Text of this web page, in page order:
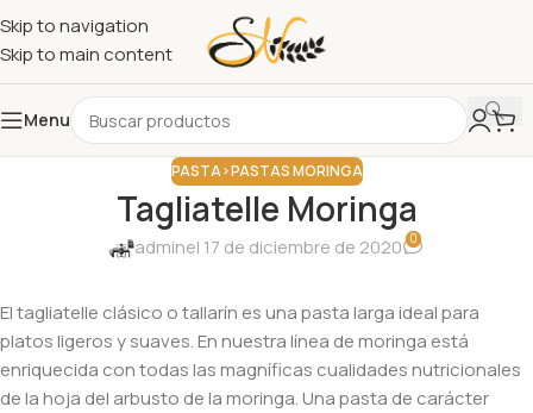
Skip to navigation
Skip to main content
Menu
PASTA>PASTAS MORINGA
Tagliatelle Moringa
adminel 17 de diciembre de 2020 0
El tagliatelle clásico o tallarín es una pasta larga ideal para
platos ligeros y suaves. En nuestra línea de moringa está
enriquecida con todas las magníficas cualidades nutricionales
de la hoja del arbusto de la moringa. Una pasta de carácter